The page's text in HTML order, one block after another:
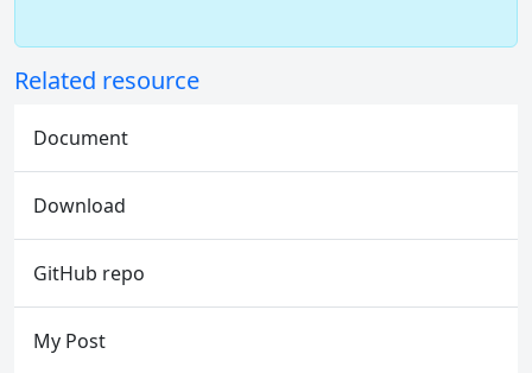
Related resource
Document
Download
GitHub repo
My Post